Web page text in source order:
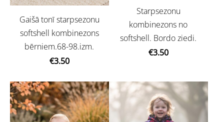
Gaišā tonī starpsezonu
softshell kombinezons
bērniem.68-98.izm.
€3.50
Starpsezonu
kombinezons no
softshell. Bordo ziedi.
€3.50